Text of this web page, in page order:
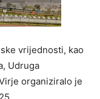
vrijednosti, kao
Udruga
organiziralo je